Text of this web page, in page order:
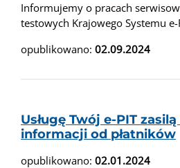
Informujemy o pracach
testowych Krajowego Systemu
opublikowano: 02.09.2024
Usługę Twój e-PIT
informacji od płatników
opublikowano: 02.01.2024